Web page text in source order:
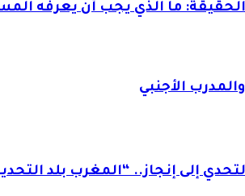
ما الذي يجب أن يعرفه
الأجنبي